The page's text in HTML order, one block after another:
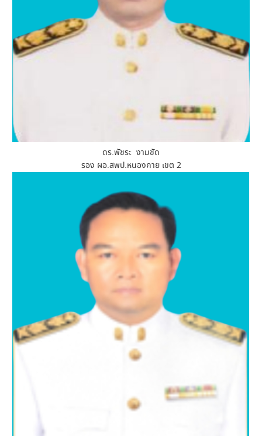
ดร.พัชระ งามชัด
รอง ผอ.สพป.หนองคาย เขต 2